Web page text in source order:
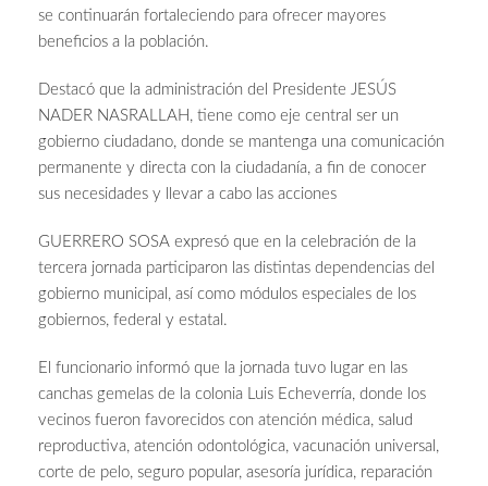
se continuarán fortaleciendo para ofrecer mayores
beneficios a la población.
Destacó que la administración del Presidente JESÚS
NADER NASRALLAH, tiene como eje central ser un
gobierno ciudadano, donde se mantenga una comunicación
permanente y directa con la ciudadanía, a fin de conocer
sus necesidades y llevar a cabo las acciones
GUERRERO SOSA expresó que en la celebración de la
tercera jornada participaron las distintas dependencias del
gobierno municipal, así como módulos especiales de los
gobiernos, federal y estatal.
El funcionario informó que la jornada tuvo lugar en las
canchas gemelas de la colonia Luis Echeverría, donde los
vecinos fueron favorecidos con atención médica, salud
reproductiva, atención odontológica, vacunación universal,
corte de pelo, seguro popular, asesoría jurídica, reparación